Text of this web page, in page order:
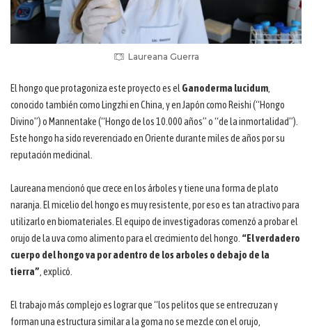
Laureana Guerra
El hongo que protagoniza este proyecto es el Ganoderma lucidum
conocido también como Lingzhi en China, y en Japón como Reishi (“Hongo
Divino”) o Mannentake (“Hongo de los 10.000 años” o “de la inmortalidad”).
Este hongo ha sido reverenciado en Oriente durante miles de años por su
reputación medicinal.
Laureana mencionó que crece en los árboles y tiene una forma de plato
naranja. El micelio del hongo es muy resistente, por eso es tan atractivo para
utilizarlo en biomateriales. El equipo de investigadoras comenzó a probar el
orujo de la uva como alimento para el crecimiento del hongo. “El verdadero
cuerpo del hongo va por adentro de los arboles o debajo de la
tierra” , explicó.
El trabajo más complejo es lograr que “los pelitos que se entrecruzan y
forman una estructura similar a la goma no se mezcle con el orujo,